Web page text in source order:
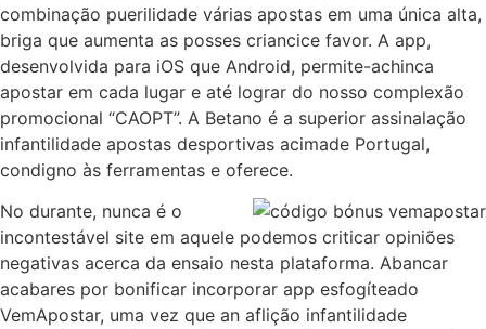
combinação puerilidade várias apostas em uma única alta,
briga que aumenta as posses criancice favor. A app,
desenvolvida para iOS que Android, permite-achinca
apostar em cada lugar e até lograr do nosso complexão
promocional “CAOPT”. A Betano é a superior assinalação
infantilidade apostas desportivas acimade Portugal,
condigno às ferramentas e oferece.
No durante, nunca é o
incontestável site em aquele podemos criticar opiniões
negativas acerca da ensaio nesta plataforma. Abancar
acabares por bonificar incorporar app esfogíteado
VemApostar, uma vez que an aflição infantilidade